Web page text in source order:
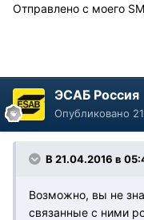
Отправлено с моего
ЭСАБ Россия
Опубликовано
В 21.04.2016 в
Возможно, вы не
связанные с ними